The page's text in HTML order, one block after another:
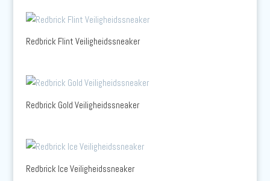
Redbrick Flint Veiligheidssneaker
Redbrick Gold Veiligheidssneaker
Redbrick Ice Veiligheidssneaker